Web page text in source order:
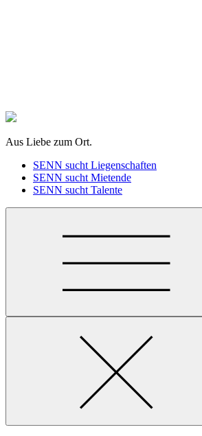
Aus Liebe zum Ort.
SENN sucht Liegenschaften
SENN sucht Mietende
SENN sucht Talente